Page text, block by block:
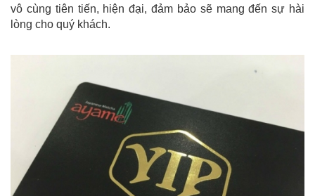
vô cùng tiên tiến, hiện đại, đảm bảo sẽ mang đến sự hài
lòng cho quý khách.